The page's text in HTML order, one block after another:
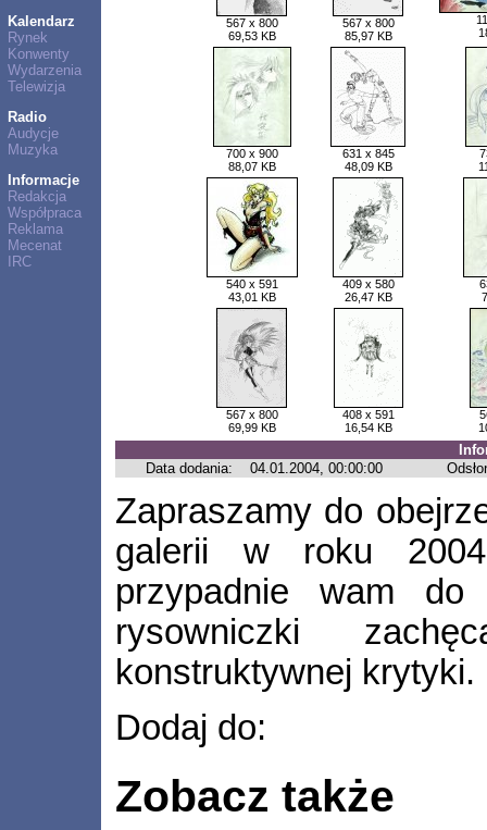
Kalendarz
Rynek
Konwenty
Wydarzenia
Telewizja
Radio
Audycje
Muzyka
Informacje
Redakcja
Współpraca
Reklama
Mecenat
IRC
567 x 800
69,53 KB
567 x 800
85,97 KB
700 x 900
88,07 KB
631 x 845
48,09 KB
540 x 591
43,01 KB
409 x 580
26,47 KB
567 x 800
69,99 KB
408 x 591
16,54 KB
Data dodania:
04.01.2004, 00:00:00
Zapraszamy do
galerii w roku
przypadnie wam
rysowniczki
konstruktywnej krytyki.
Dodaj do:
Zobacz także